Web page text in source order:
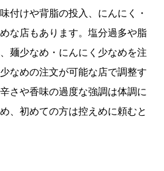
付けや背脂の投入、にんにく・
な店もあります。塩分過多や脂
麺少なめ・にんにく少なめを注
なめの注文が可能な店で調整す
さや香味の過度な強調は体調に
、初めての方は控えめに頼むと